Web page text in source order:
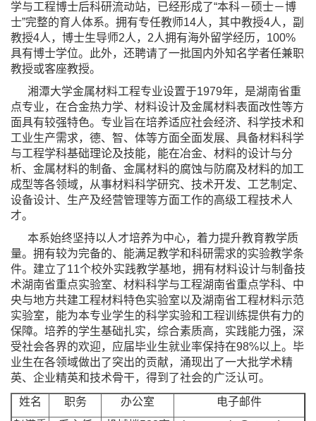
学与工程博士后科研流动站，已经形成了“本科－硕士－博
士”完整的育人体系。拥有专任教师14人，其中教授4人，副
教授4人，博士生导师2人，2人拥有海外留学经历，100%
具有博士学位。此外，还聘请了一批国内外知名学者任兼职
教授或客座教授。
湘潭大学金属材料工程专业设置于1979年，是湖南省重
点专业，在合金热力学、材料设计及金属材料表面改性等方
面具有较强特色。专业旨在培养适应社会经济、科学技术和
工业生产需求，德、智、体等方面全面发展、具备材料科学
与工程学科基础理论及技能，能在冶金、材料的设计与分
析、金属材料的制备、金属材料的腐蚀与防腐及材料的加工
成型等各领域，从事材料科学研究、技术开发、工艺制定、
设备设计、生产及经营管理等方面工作的高级工程技术人
才。
本系始终坚持以人才培养为中心，着力提升教育教学质
量。拥有较为完备的、能满足教学和科研需求的实验教学条
件。建立了11个校外实践教学基地，拥有材料设计与制备技
术湖南省重点实验室、材料科学与工程湖南省重点学科、中
央与地方共建工程材料特色实验室以及湖南省工程材料示范
实验室，能为本专业学生的科学实验和工程训练提供有力的
保障。培养的学生基础扎实，综合素质高，实践能力强，深
受社会各界的欢迎，应届毕业生就业率保持在98%以上。毕
业生在各领域做出了突出的贡献，涌现出了一大批学术精
英、企业精英和技术骨干，得到了社会的广泛认可。
姓名
职务 办公室
电子邮件